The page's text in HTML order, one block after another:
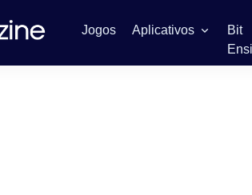
Jogos Aplicativos
Bit